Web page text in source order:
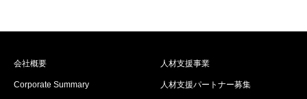
会社概要
Corporate Summary
人材支援事業
人材支援パートナー募集